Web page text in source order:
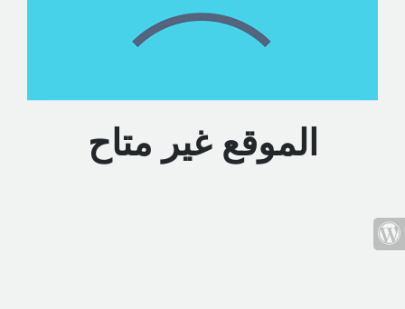
الموقع غير متاح